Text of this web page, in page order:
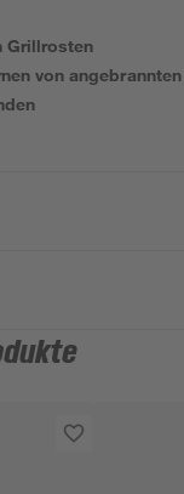
Grillrosten
von